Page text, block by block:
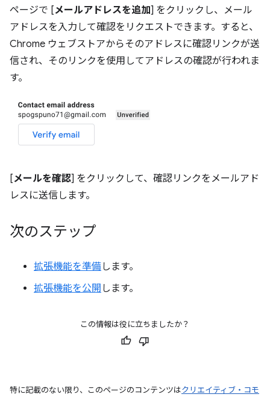
ページで [メールアドレスを追加] をクリックし、メール
アドレスを入力して確認をリクエストできます。すると、
Chrome ウェブストアからそのアドレスに確認リンクが送
信され、そのリンクを使用してアドレスの確認が行われま
す。
[メールを確認] をクリックして、確認リンクをメールアド
レスに送信します。
次のステップ
拡張機能を準備します。
拡張機能を公開 します。
この情報は役に立ちましたか？
特に記載のない限り、このページのコンテンツはクリエイティブ・コモ